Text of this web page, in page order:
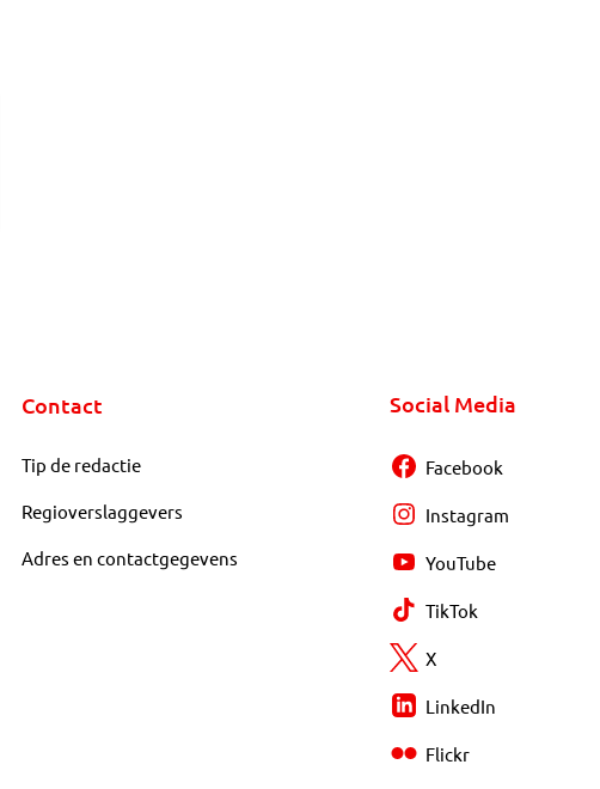
Contact
Tip de redactie
Regioverslaggevers
Adres en contactgegevens
Social Media
Facebook
Instagram
YouTube
TikTok
X
LinkedIn
Flickr